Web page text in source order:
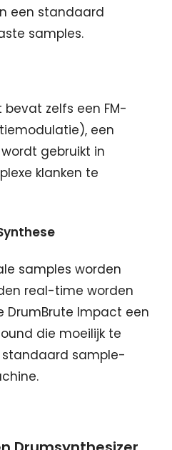
een standaard
samples.
zelfs een FM-
een
gebruikt in
klanken te
samples worden
real-time worden
DrumBrute Impact een
die moeilijk te
sample-